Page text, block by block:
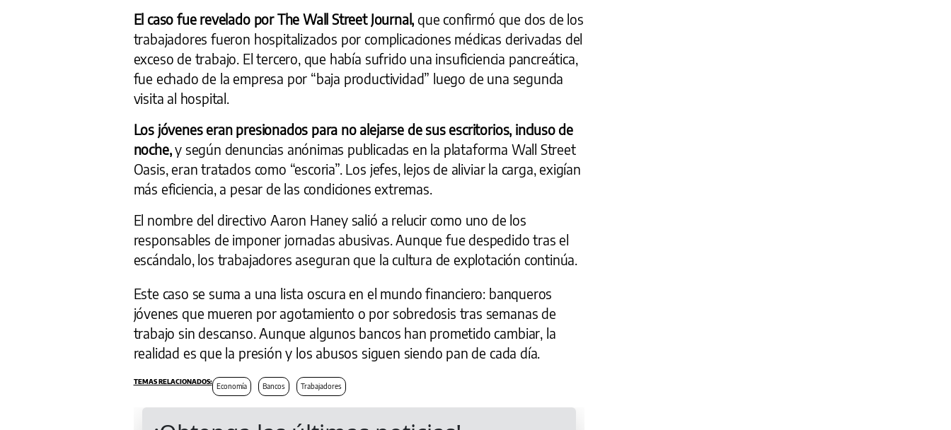
El caso fue revelado por The Wall Street Journal, que confirmó que dos de los
trabajadores fueron hospitalizados por complicaciones médicas derivadas del
exceso de trabajo. El tercero, que había sufrido una insuficiencia pancreática,
fue echado de la empresa por “baja productividad” luego de una segunda
visita al hospital.
Los jóvenes eran presionados para no alejarse de sus escritorios, incluso de
noche,y según denuncias anónimas publicadas en la plataforma Wall Street
Oasis, eran tratados como “escoria”. Los jefes, lejos de aliviar la carga, exigían
más eficiencia, a pesar de las condiciones extremas.
El nombre del directivo Aaron Haney salió a relucir como uno de los
responsables de imponer jornadas abusivas. Aunque fue despedido tras el
escándalo, los trabajadores aseguran que la cultura de explotación continúa.
Este caso se suma a una lista oscura en el mundo financiero: banqueros
jóvenes que mueren por agotamiento o por sobredosis tras semanas de
trabajo sin descanso. Aunque algunos bancos han prometido cambiar, la
realidad es que la presión y los abusos siguen siendo pan de cada día.
Economía Bancos Trabajadores